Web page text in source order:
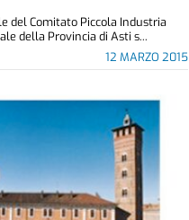
12 MARZO 2015
del Comitato Piccola Industria
della Provincia di Asti s...